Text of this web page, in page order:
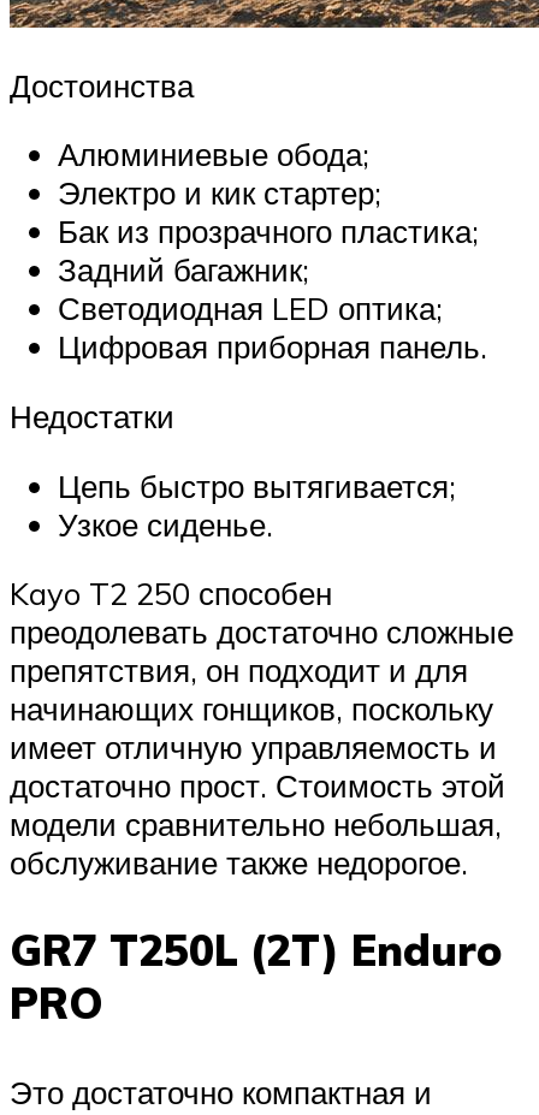
Достоинства
Алюминиевые обода;
Электро и кик стартер;
Бак из прозрачного пластика;
Задний багажник;
Светодиодная LED оптика;
Цифровая приборная панель.
Недостатки
Цепь быстро вытягивается;
Узкое сиденье.
Kayo T2 250 способен
преодолевать достаточно сложные
препятствия, он подходит и для
начинающих гонщиков, поскольку
имеет отличную управляемость и
достаточно прост. Стоимость этой
модели сравнительно небольшая,
обслуживание также недорогое.
GR7 T250L (2T) Enduro
PRO
Это достаточно компактная и